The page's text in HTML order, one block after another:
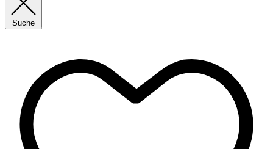
Suche